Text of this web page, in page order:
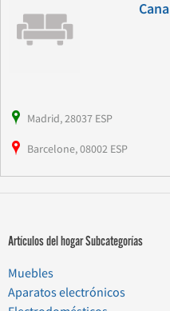
Madrid, 28037 ESP
Barcelone, 08002 ESP
Artículos del hogar Subcategorías
Muebles
Aparatos electrónicos